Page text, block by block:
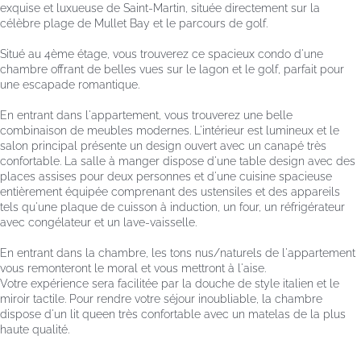
exquise et luxueuse de Saint-Martin, située directement sur la
célèbre plage de Mullet Bay et le parcours de golf.
Situé au 4ème étage, vous trouverez ce spacieux condo d'une
chambre offrant de belles vues sur le lagon et le golf, parfait pour
une escapade romantique.
En entrant dans l'appartement, vous trouverez une belle
combinaison de meubles modernes. L'intérieur est lumineux et le
salon principal présente un design ouvert avec un canapé très
confortable. La salle à manger dispose d'une table design avec des
places assises pour deux personnes et d'une cuisine spacieuse
entièrement équipée comprenant des ustensiles et des appareils
tels qu'une plaque de cuisson à induction, un four, un réfrigérateur
avec congélateur et un lave-vaisselle.
En entrant dans la chambre, les tons nus/naturels de l'appartement
vous remonteront le moral et vous mettront à l'aise.
Votre expérience sera facilitée par la douche de style italien et le
miroir tactile. Pour rendre votre séjour inoubliable, la chambre
dispose d'un lit queen très confortable avec un matelas de la plus
haute qualité.